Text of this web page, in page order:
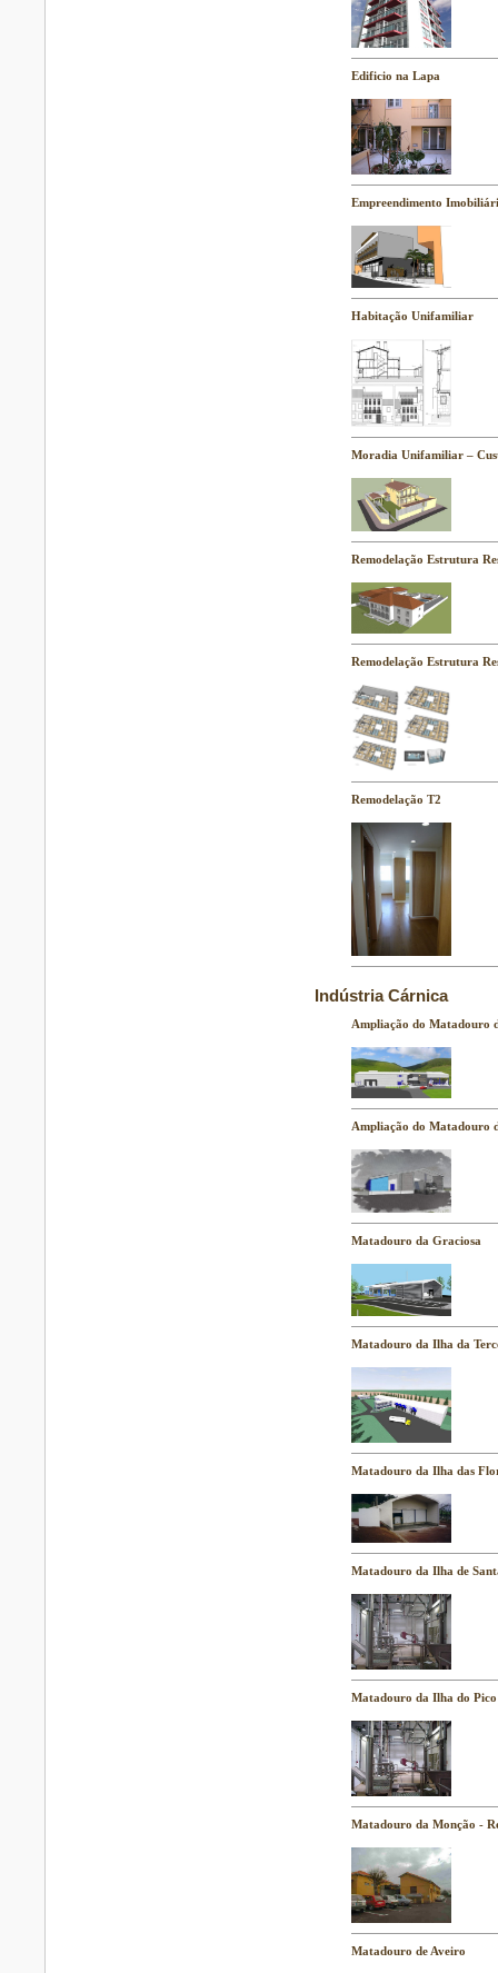
Edificio na Lapa
Empreendimento
Habitação Unifamiliar
Moradia Unifamiliar –
Remodelação Estrutura
Remodelação Estrutura
Remodelação T2
Indústria Cárnica
Ampliação do Matadouro
Ampliação do Matadouro
Matadouro da Graciosa
Matadouro da Ilha da
Matadouro da Ilha das
Matadouro da Ilha de
Matadouro da Ilha do Pico
Matadouro da Monção -
Matadouro de Aveiro